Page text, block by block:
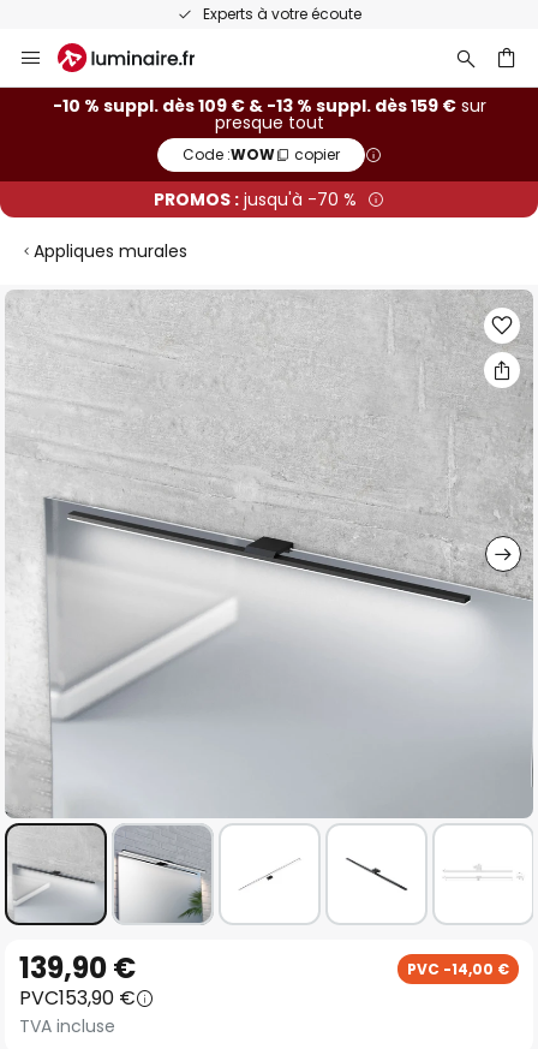
Experts à votre écoute
Allez
au
contenu
-10 % suppl. dès 109 € & -13 % suppl. dès 159 €sur
presque tout
Code :WOW copier
PROMOS : jusqu'à -70 %
Appliques murales
Skip
to
the
end
the
gallery
to
the
beginning
139,90 € PVC -14,00 €
PVC153,90 €
TVA incluse